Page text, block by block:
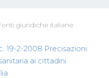
giuridiche italiane
19-2-2008 Precisazioni
ai cittadini